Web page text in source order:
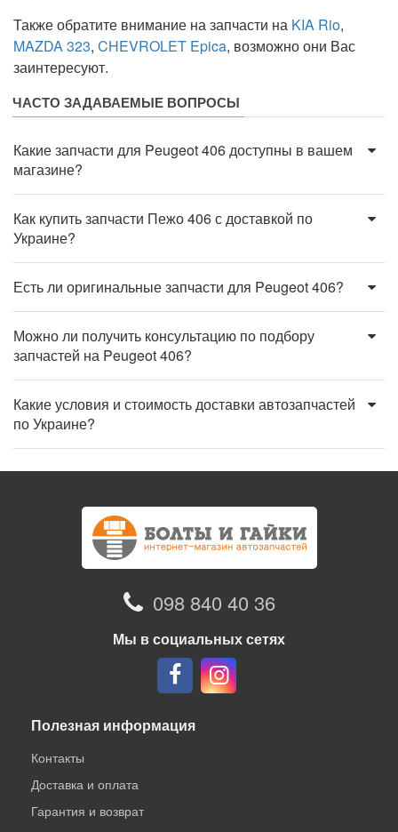
Также обратите внимание на запчасти на KIA Rio,
MAZDA 323, CHEVROLET Epica, возможно они Вас
заинтересуют.
ЧАСТО ЗАДАВАЕМЫЕ ВОПРОСЫ
Какие запчасти для Peugeot 406 доступны в вашем
магазине?
Как купить запчасти Пежо 406 с доставкой по
Украине?
Есть ли оригинальные запчасти для Peugeot 406?
Можно ли получить консультацию по подбору
запчастей на Peugeot 406?
Какие условия и стоимость доставки автозапчастей
по Украине?
098 840 40 36
Мы в социальных сетях
Полезная информация
Контакты
Доставка и оплата
Гарантия и возврат